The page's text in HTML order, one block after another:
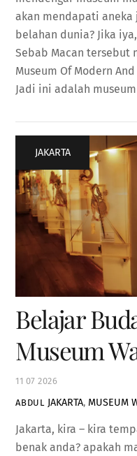
akan mendapati
belahan dunia? Jika
Sebab Macan tersebut
Museum Of Modern
Jadi ini adalah
11 07 2026
Belajar
Museum
ABDUL
JAKARTA
JAKARTA, MUSEUM
Jakarta, kira – kira
benak anda? apakah